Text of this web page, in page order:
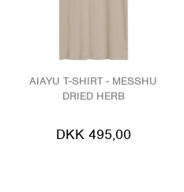
AIAYU T-SHIRT - MESSHU
DRIED HERB
DKK 495,00